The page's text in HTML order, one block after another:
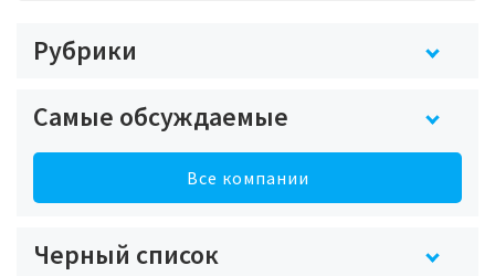
Рубрики
Самые обсуждаемые
Все компании
Черный список